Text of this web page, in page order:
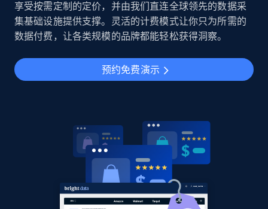
享受按需定制的定价，并由我们直连全球领先的数据采
集基础设施提供支撑。灵活的计费模式让你只为所需的
数据付费，让各类规模的品牌都能轻松获得洞察。
预约免费演示